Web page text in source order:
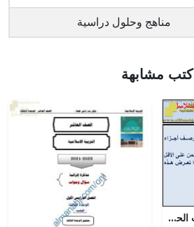
مناهج وحلول دراسية
كتب مشابهة
ملخص شرح درس الكائنات الحية المستهلِكة في السلاسل مع حل الأنشطة (علوم) السادس